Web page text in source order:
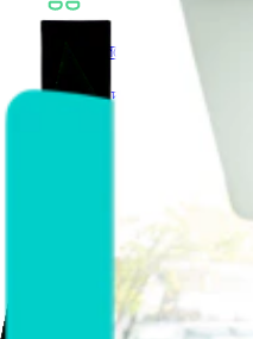
সোশ্যাল লিসেনিং
শ্রোতাদের দৃষ্টিভঙ্গি উন্মোচন করুন
ট্রেন্ডিং সাউন্ড আবিষ্কার করুন